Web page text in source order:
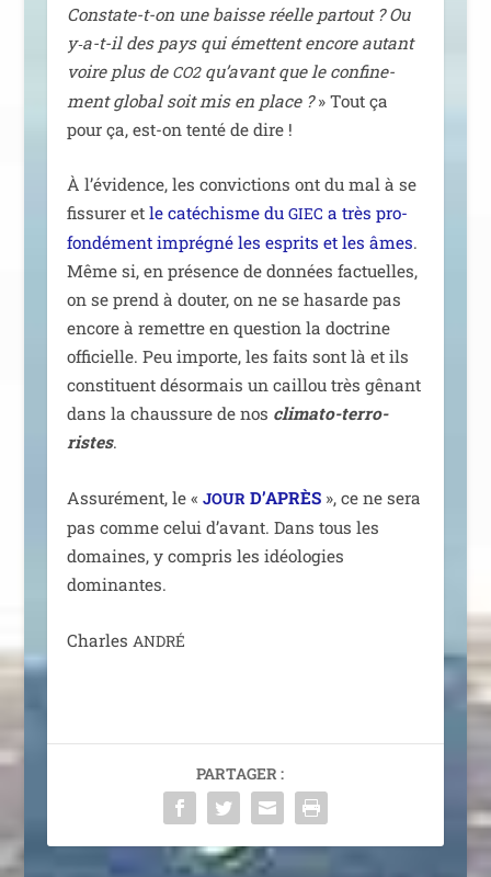
Constate-t-on une baisse réelle par­tout ? Ou
y‑a-t-il des pays qui émettent encore autant
voire plus de CO2qu’avant que le confi­ne­
ment glo­bal soit mis en place ?» Tout ça
pour ça, est-on ten­té de dire !
À l’évidence, les convic­tions ont du mal à se
fis­su­rer et le caté­chisme du GIEC a très pro­
fon­dé­ment impré­gné les esprits et les âmes.
Même si, en pré­sence de don­nées fac­tuelles,
on se prend à dou­ter, on ne se hasarde pas
encore à remettre en ques­tion la doc­trine
offi­cielle. Peu importe, les faits sont là et ils
consti­tuent désor­mais un caillou très gênant
dans la chaus­sure de nos cli­ma­to-ter­ro­
ristes.
Assurément, le « JOURD’APRÈS», ce ne sera
pas comme celui d’avant. Dans tous les
domaines, y com­pris les idéo­lo­gies
dominantes.
Charles ANDRÉ
PARTAGER :